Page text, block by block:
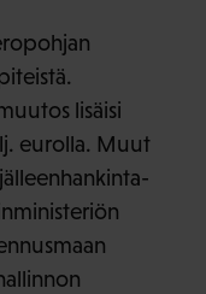
lisäisi
eurolla. Muut